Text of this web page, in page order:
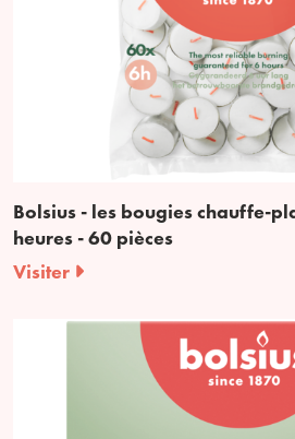
Bolsius - les bougies chauffe-
heures - 60 pièces
Visiter